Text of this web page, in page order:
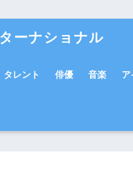
ーナショナル
タレント 俳優 音楽 ア